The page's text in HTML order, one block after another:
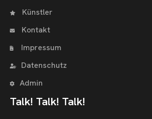
Künstler
Kontakt
Impressum
Datenschutz
Admin
Talk! Talk! Talk!